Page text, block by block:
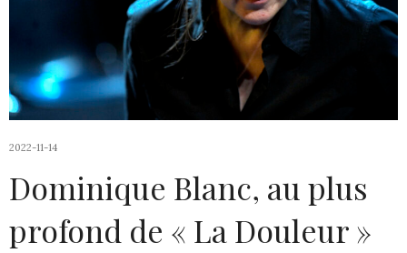
2022-11-14
Dominique Blanc, au plus
profond de « La Douleur »